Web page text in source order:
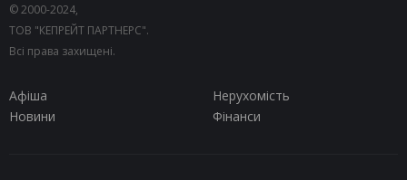
© 2000-2024,
ТОВ "КЕПРЕЙТ ПАРТНЕРС".
Всі права захищені.
Афіша
Нерухомість
Новини
Фінанси